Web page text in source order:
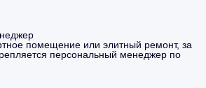
помещение или элитный ремонт, за
персональный менеджер по